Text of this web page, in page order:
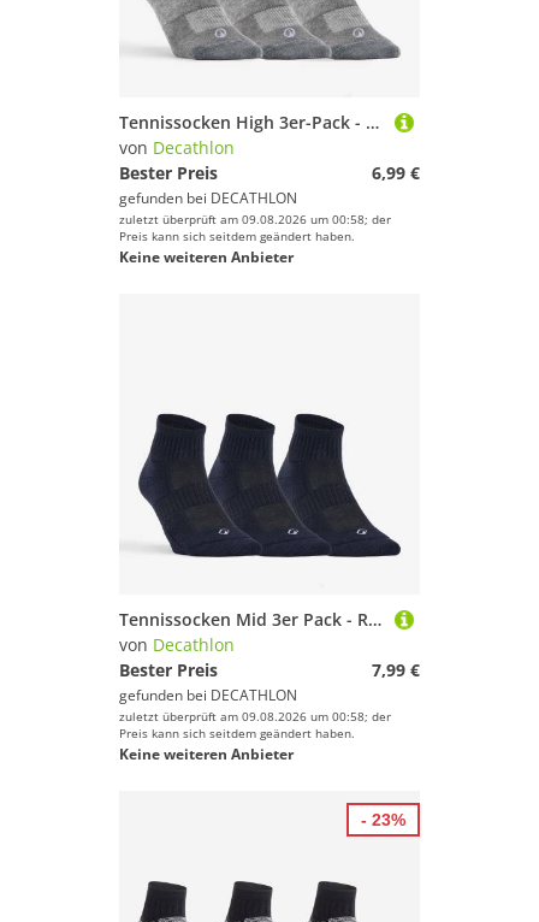
Tennissocken High 3er-Pack - RS 160 grau
von Decathlon
Bester Preis
6,99 €
gefunden bei DECATHLON
zuletzt überprüft am 09.08.2026 um 00:58; der
Preis kann sich seitdem geändert haben.
Keine weiteren Anbieter
Tennissocken Mid 3er Pack - RS500 marineblau
von Decathlon
Bester Preis
7,99 €
gefunden bei DECATHLON
zuletzt überprüft am 09.08.2026 um 00:58; der
Preis kann sich seitdem geändert haben.
Keine weiteren Anbieter
- 23%